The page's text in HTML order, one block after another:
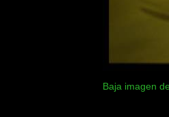
Baja imagen